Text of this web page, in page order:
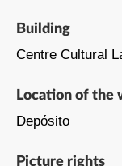
Building
Centre Cultural
Location of the
Depósito
Picture rights